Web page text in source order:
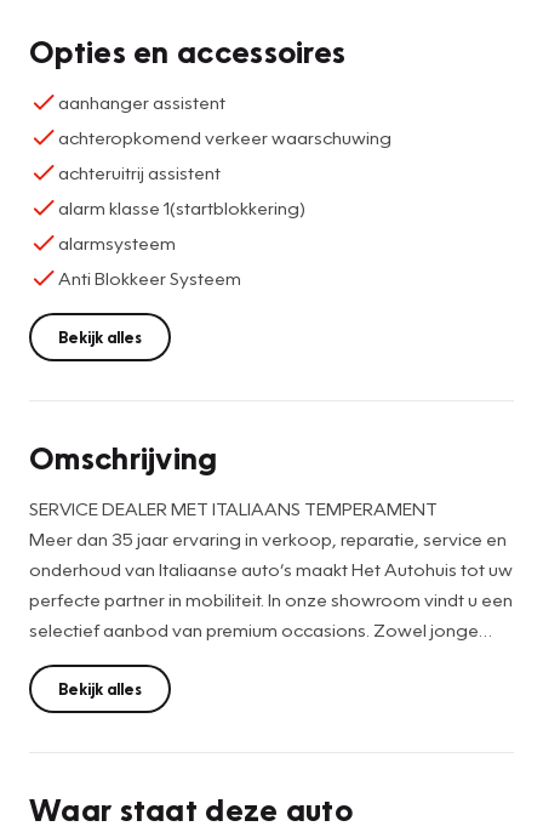
Opties en accessoires
aanhanger assistent
achteropkomend verkeer waarschuwing
achteruitrij assistent
alarm klasse 1(startblokkering)
alarmsysteem
Anti Blokkeer Systeem
Bekijk alles
Omschrijving
SERVICE DEALER MET ITALIAANS TEMPERAMENT
Meer dan 35 jaar ervaring in verkoop, reparatie, service en
onderhoud van Italiaanse auto’s maakt Het Autohuis tot uw
perfecte partner in mobiliteit. In onze showroom vindt u een
selectief aanbod van premium occasions. Zowel jonge
raspaarden als bekende klassiekers en exclusieve
modellen.
en elektronica. Hierdoor zijn zakelijke en particuliere rijders
Bekijk alles
Waar staat deze auto